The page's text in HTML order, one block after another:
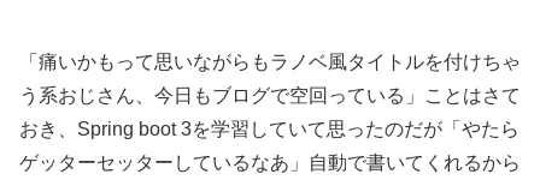
「痛いかもって思いながらもラノベ風タイトルを付けちゃ
う系おじさん、今日もブログで空回っている」ことはさて
おき、Spring boot 3を学習していて思ったのだが「やたら
ゲッターセッターしているなあ」自動で書いてくれるから